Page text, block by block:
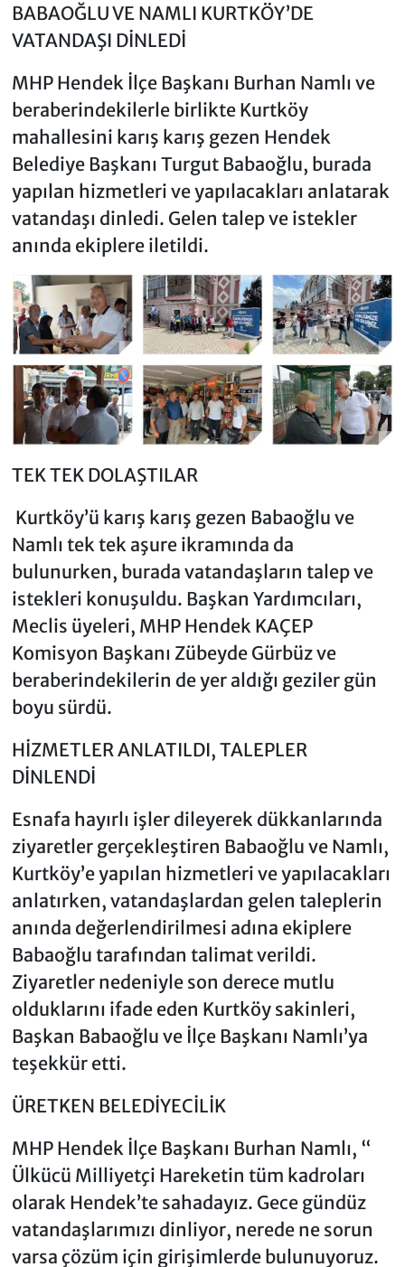
BABAOĞLU VE NAMLI KURTKÖY’DE
VATANDAŞI DİNLEDİ
MHP Hendek İlçe Başkanı Burhan Namlı ve
beraberindekilerle birlikte Kurtköy
mahallesini karış karış gezen Hendek
Belediye Başkanı Turgut Babaoğlu, burada
yapılan hizmetleri ve yapılacakları anlatarak
vatandaşı dinledi. Gelen talep ve istekler
anında ekiplere iletildi.
TEK TEK DOLAŞTILAR
Kurtköy’ü karış karış gezen Babaoğlu ve
Namlı tek tek aşure ikramında da
bulunurken, burada vatandaşların talep ve
istekleri konuşuldu. Başkan Yardımcıları,
Meclis üyeleri, MHP Hendek KAÇEP
Komisyon Başkanı Zübeyde Gürbüz ve
beraberindekilerin de yer aldığı geziler gün
boyu sürdü.
HİZMETLER ANLATILDI, TALEPLER
DİNLENDİ
Esnafa hayırlı işler dileyerek dükkanlarında
ziyaretler gerçekleştiren Babaoğlu ve Namlı,
Kurtköy’e yapılan hizmetleri ve yapılacakları
anlatırken, vatandaşlardan gelen taleplerin
anında değerlendirilmesi adına ekiplere
Babaoğlu tarafından talimat verildi.
Ziyaretler nedeniyle son derece mutlu
olduklarını ifade eden Kurtköy sakinleri,
Başkan Babaoğlu ve İlçe Başkanı Namlı’ya
teşekkür etti.
ÜRETKEN BELEDİYECİLİK
MHP Hendek İlçe Başkanı Burhan Namlı, “
Ülkücü Milliyetçi Hareketin tüm kadroları
olarak Hendek’te sahadayız. Gece gündüz
vatandaşlarımızı dinliyor, nerede ne sorun
varsa çözüm için girişimlerde bulunuyoruz.